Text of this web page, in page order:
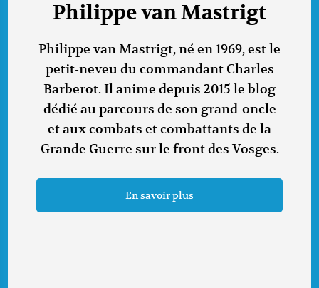
Philippe van Mastrigt
Philippe van Mastrigt, né en 1969, est le
petit-neveu du commandant Charles
Barberot. Il anime depuis 2015 le blog
dédié au parcours de son grand-oncle
et aux combats et combattants de la
Grande Guerre sur le front des Vosges.
En savoir plus